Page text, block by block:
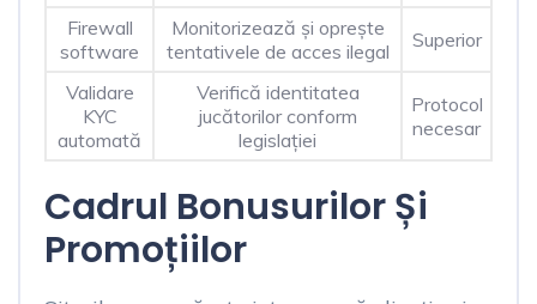
Firewall
software
Monitorizează și oprește
tentativele de acces ilegal
Superior
Validare
KYC
automată
Verifică identitatea
jucătorilor conform
legislației
Protocol
necesar
Cadrul Bonusurilor Și
Promoțiilor